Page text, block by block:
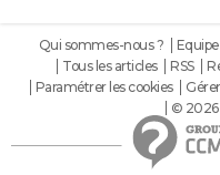
Qui sommes-nous ? Equipe
Tous les articles
RSS
Paramétrer les cookies
© 2026